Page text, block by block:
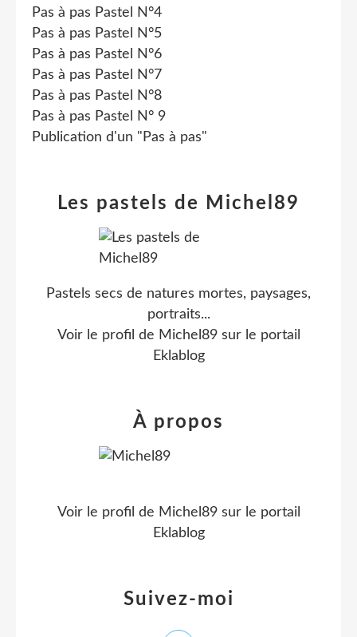
Pas à pas Pastel N°4
Pas à pas Pastel N°5
Pas à pas Pastel N°6
Pas à pas Pastel N°7
Pas à pas Pastel N°8
Pas à pas Pastel N° 9
Publication d'un "Pas à pas"
Les pastels de Michel89
Pastels secs de natures mortes, paysages,
portraits...
Voir le profil de Michel89sur le portail
Eklablog
Suivez-moi
À propos
Voir le profil de Michel89sur le portail
Eklablog